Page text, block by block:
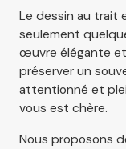
Le dessin au trait
seulement
œuvre élégante et
préserver un
attentionné et
vous est chère.
Nous proposons